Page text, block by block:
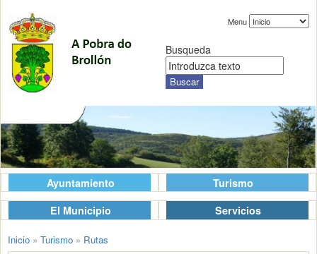
Menu
Busqueda
Ayuntamiento
Turismo
El Municipio
Servicios
Inicio » Turismo » Rutas